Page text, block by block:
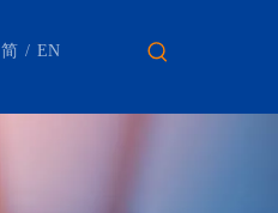
简 / EN